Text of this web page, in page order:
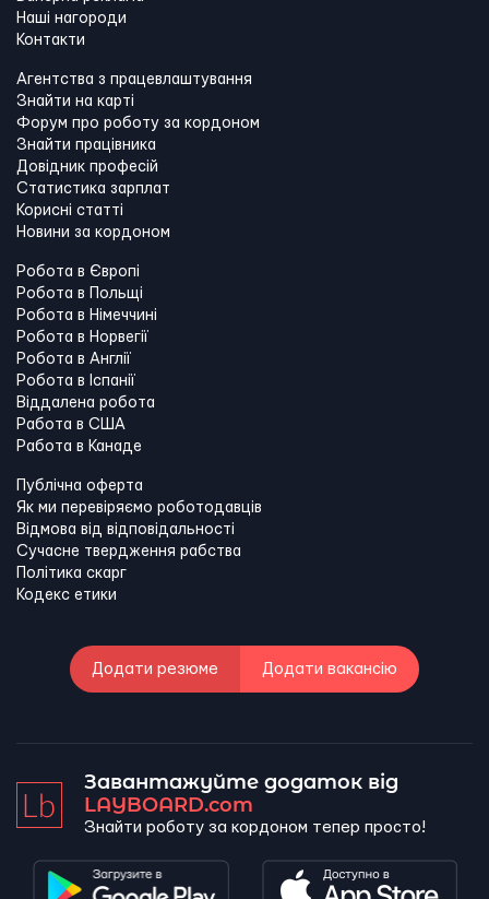
Наші нагороди
Контакти
Агентства з працевлаштування
Знайти на карті
Форум про роботу за кордоном
Знайти працівника
Довідник професій
Статистика зарплат
Корисні статті
Новини за кордоном
Робота в Європі
Робота в Польщі
Робота в Німеччині
Робота в Норвегії
Робота в Англії
Робота в Іспанії
Віддалена робота
Работа в США
Работа в Канадe
Публічна оферта
Як ми перевіряємо роботодавців
Відмова від відповідальності
Сучасне твердження рабства
Політика скарг
Кодекс етики
Додати резюме Додати вакансію
Завантажуйте додаток від
LAYBOARD.com
Знайти роботу за кордоном тепер просто!